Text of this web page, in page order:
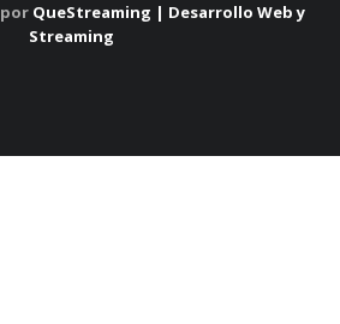
por QueStreaming | Desarrollo Web y
Streaming